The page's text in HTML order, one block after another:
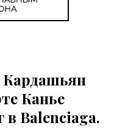
Канье
в Balenciaga.